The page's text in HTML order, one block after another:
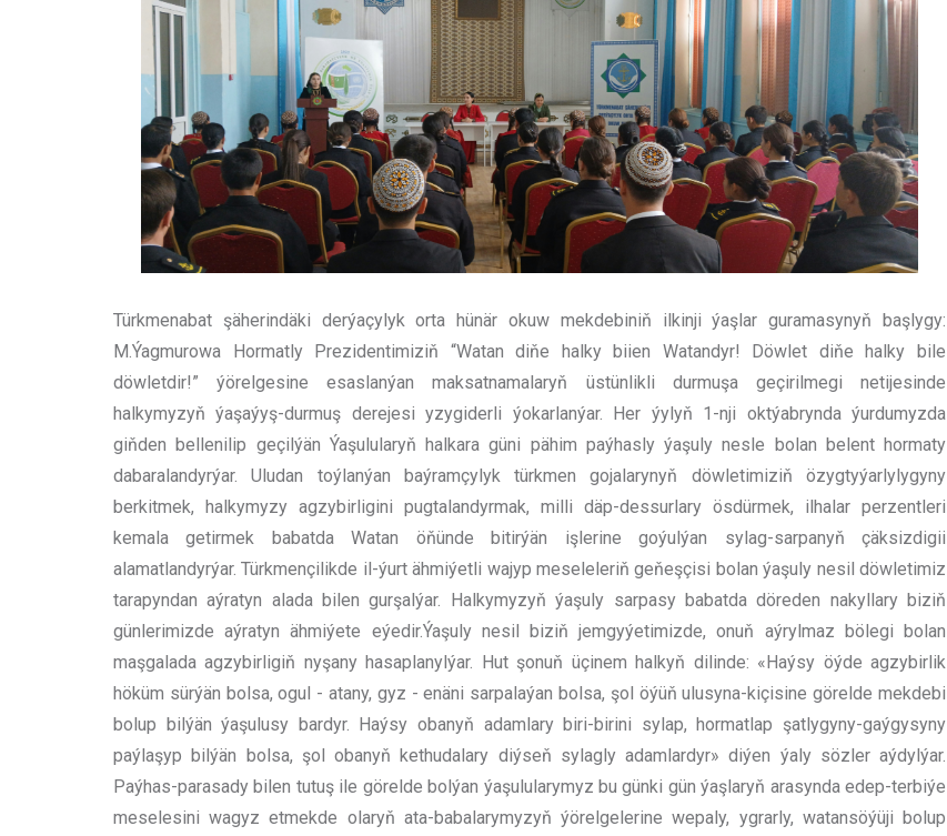
Türkmenabat şäherindäki derýaçylyk orta hünär okuw mekdebiniň ilkinji ýaşlar guramasynyň başlygy:
M.Ýagmurowa Hormatly Prezidentimiziň “Watan diňe halky biien Watandyr! Döwlet diňe halky bile
döwletdir!” ýörelgesine esaslanýan maksatnamalaryň üstünlikli durmuşa geçirilmegi netijesinde
halkymyzyň ýaşaýyş-durmuş derejesi yzygiderli ýokarlanýar. Her ýylyň 1-nji oktýabrynda ýurdumyzda
giňden bellenilip geçilýän Ýaşulularyň halkara güni pähim paýhasly ýaşuly nesle bolan belent hormaty
dabaralandyrýar. Uludan toýlanýan baýramçylyk türkmen gojalarynyň döwletimiziň özygtyýarlylygyny
berkitmek, halkymyzy agzybirligini pugtalandyrmak, milli däp-dessurlary ösdürmek, ilhalar perzentleri
kemala getirmek babatda Watan öňünde bitirýän işlerine goýulýan sylag-sarpanyň çäksizdigii
alamatlandyrýar. Türkmençilikde il-ýurt ähmiýetli wajyp meseleleriň geňeşçisi bolan ýaşuly nesil döwletimiz
tarapyndan aýratyn alada bilen gurşalýar. Halkymyzyň ýaşuly sarpasy babatda döreden nakyllary biziň
günlerimizde aýratyn ähmiýete eýedir.Ýaşuly nesil biziň jemgyýetimizde, onuň aýrylmaz bölegi bolan
maşgalada agzybirligiň nyşany hasaplanylýar. Hut şonuň üçinem halkyň dilinde: «Haýsy öýde agzybirlik
höküm sürýän bolsa, ogul - atany, gyz - enäni sarpalaýan bolsa, şol öýüň ulusyna-kiçisine görelde mekdebi
bolup bilýän ýaşulusy bardyr. Haýsy obanyň adamlary biri-birini sylap, hormatlap şatlygyny-gaýgysyny
paýlaşyp bilýän bolsa, şol obanyň kethudalary diýseň sylagly adamlardyr» diýen ýaly sözler aýdylýar.
Paýhas-parasady bilen tutuş ile görelde bolýan ýaşulularymyz bu günki gün ýaşlaryň arasynda edep-terbiýe
meselesini wagyz etmekde olaryň ata-babalarymyzyň ýörelgelerine wepaly, ygrarly, watansöýüji bolup